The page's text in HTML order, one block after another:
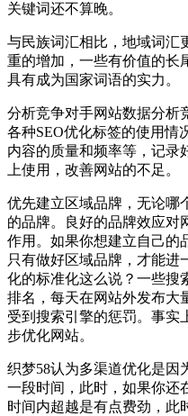
关键词还不算晚。
与民族词汇相比，地域词汇
重的增加，一些有价值的长
具有成为国家词语的实力。
分析竞争对手网站数据分析
各种SEO优化标签的使用情
内容的质量和频率等，记录
上使用，改善网站的不足。
优先建立区域品牌，无论哪
的品牌。良好的品牌效应对
作用。如果你想建立自己的
只有做好区域品牌，才能进
化的标准化这么说？一些搜
排名，每天在网站外发布大
受到搜索引擎的惩罚。事实
步优化网站。
织梦58认为多渠道优化是因
一段时间，此时，如果你还
时间内超越是有点费劲，此